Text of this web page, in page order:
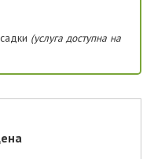
(услуга доступна на